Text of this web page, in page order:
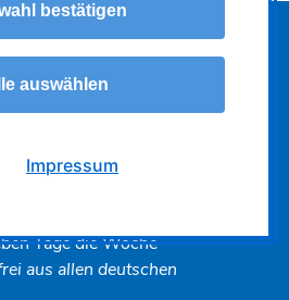
für Bus & Bahn!
Tage die Woche
aus allen deutschen
bestätigen
auswählen
Impressum